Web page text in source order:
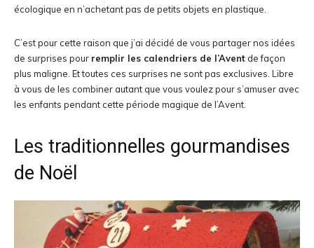
écologique en n’achetant pas de petits objets en plastique.
C’est pour cette raison que j’ai décidé de vous partager nos idées
de surprises pour remplir les calendriers de l’Avent de façon
plus maligne. Et toutes ces surprises ne sont pas exclusives. Libre
à vous de les combiner autant que vous voulez pour s’amuser avec
les enfants pendant cette période magique de l’Avent.
Les traditionnelles gourmandises
de Noël